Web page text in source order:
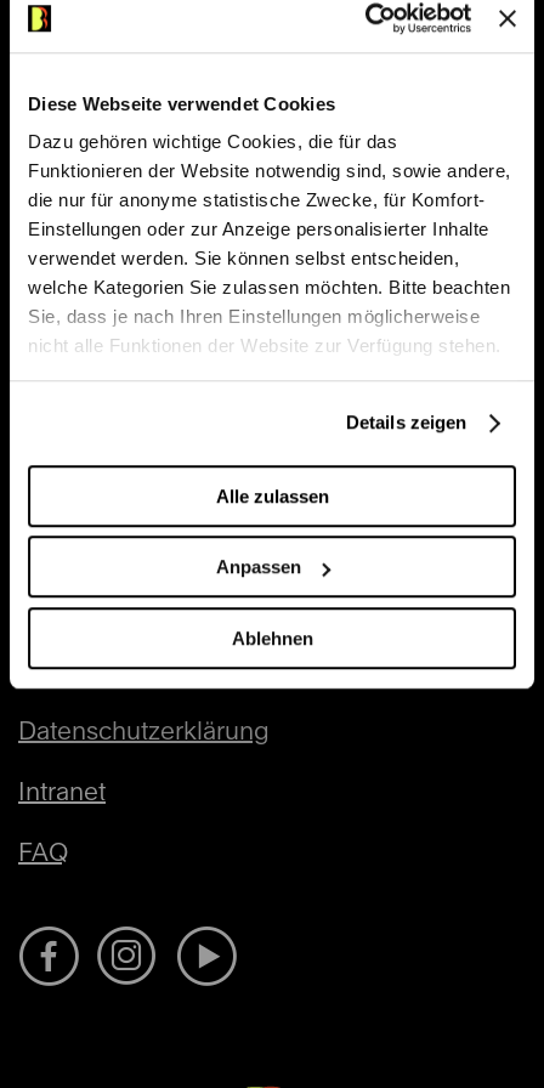
Diese Webseite verwendet Cookies
Dazu gehören wichtige Cookies, die für das
Funktionieren der Website notwendig sind, sowie andere,
die nur für anonyme statistische Zwecke, für Komfort-
Einstellungen oder zur Anzeige personalisierter Inhalte
verwendet werden. Sie können selbst entscheiden,
welche Kategorien Sie zulassen möchten. Bitte beachten
Sie, dass je nach Ihren Einstellungen möglicherweise
nicht alle Funktionen der Website zur Verfügung stehen.
Details zeigen
Alle zulassen
Anpassen
Ablehnen
jederzeit online erhältlich. Ab dem 11. August
sind wir wieder persönlich für Sie da.
Kasse/Information031 329 52 52
Zentrale 031 329 51 11
kasse@buehnenbern.ch
Newsletter abonnieren
Monatsspielplan (Leporello)
Kontakt & Impressum
Presse
AGB
Datenschutzerklärung
Intranet
FAQ
Bleiben Sie immer auf dem
Laufenden und sichern Sie sich
jeden Monat die Chance auf 50 %
Rabatt auf zwei Tickets für eine
ausgewählte Vorstellung. Das
aktuelle Angebot erfahren Sie
jeweils in unserem Highlight-
Newsletter.